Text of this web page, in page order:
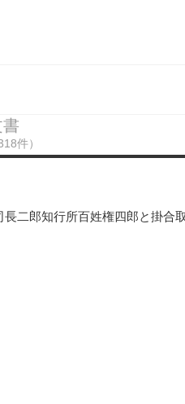
件）
二郎知行所百姓権四郎と掛合